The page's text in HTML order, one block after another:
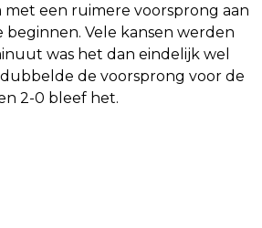
met een ruimere voorsprong aan
Vele kansen werden
was het dan eindelijk wel
de voorsprong voor de
2-0 bleef het.